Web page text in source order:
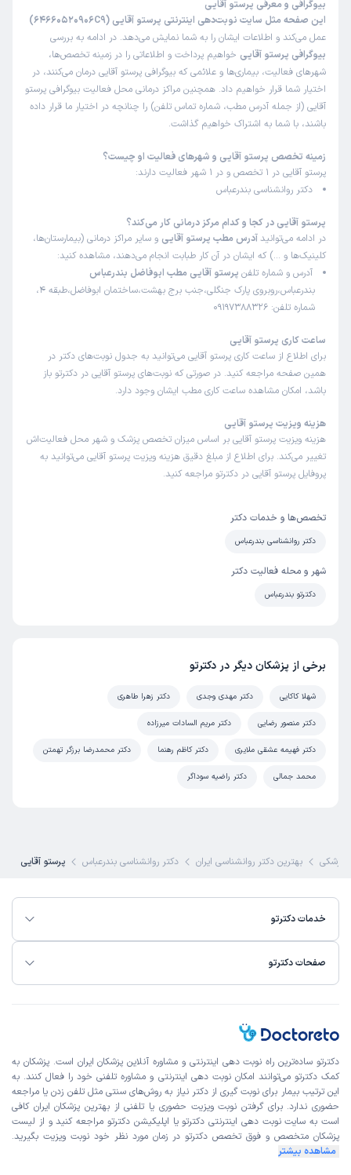
این پزشک را پیشنهاد میکنم
زمان انتظار:0-15 دقیقه
خانم دکتر یکی از بهترین روان شناس است داخل حرفه ای کار
خودش من تغییرات زندگی خودم مدیون خانم دکتر هستم...
من تاحالا پیش خیلی مشاوره روانشناس رفتم از زمانی که با
است داخل حرفه کاریش.💯💯💯
کاربر دکترتو
این پزشک را پیشنهاد میکنم
زمان انتظار:0-15 دقیقه
خیلی دکتر خوش اخلاقی و مهربان و صبور هستن و با
استرس رو از خودم دور کنم ممنون از راهنمایهایتون 😘
این پزشک را پیشنهاد میکنم
زمان انتظار:
بهترین روان شناس است داخل حرفه ای کاری خودش...
پریا
خیلی پزشک عالی و خوبی هستند ، با راهنمایی ایشان مسیر
تر شدم ، پیشرفت روز به روزم رو مدیون ایشان هستم ، با
صبوری کامل همه مشکلات من رو حل کردند ، از ایشان تشکر و
بیوگرافی و معرفی پرستو آقایی
این صفحه مثل سایت نوبت‌دهی اینترنتی پرستو آقایی (64660520906C9)
عمل می‌کند و اطلاعات ایشان را به شما نمایش می‌دهد. در ادامه به بررسی
بیوگرافی پرستو آقایی خواهیم پرداخت و اطلاعاتی را در زمینه تخصص‌ها،
شهرهای فعالیت، بیماری‌ها و علائمی که بیوگرافی پرستو آقایی درمان می‌کنند، در
اختیار شما قرار خواهیم داد. همچنین مراکز درمانی محل فعالیت بیوگرافی پرستو
آقایی (از جمله آدرس مطب، شماره تماس تلفن) را چنانچه در اختیار ما قرار داده
باشند، با شما به اشتراک خواهیم گذاشت.
زمینه تخصص پرستو آقایی و شهرهای فعالیت او چیست؟
پرستو آقایی در 1 تخصص و در 1 شهر فعالیت دارند:
دکتر روانشناسی بندرعباس
پرستو آقایی در کجا و کدام مرکز درمانی کار می‌کند؟
در ادامه می‌توانید آدرس مطب پرستو آقایی و سایر مراکز درمانی (بیمارستان‌ها،
کلینیک‌ها و …) که ایشان در آن کار طبابت انجام می‌دهند، مشاهده کنید:
آدرس و شماره تلفن پرستو آقایی مطب ابوفاضل بندرعباس
بندرعباس،روبروی پارک جنگلی،جنب برج بهشت،ساختمان ابوفاضل،طبقه 4،
شماره تلفن: 09197388326
ساعت کاری پرستو آقایی
برای اطلاع از ساعت کاری پرستو آقایی می‌توانید به جدول نوبت‌های دکتر در
همین صفحه مراجعه کنید. در صورتی که نوبت‌های پرستو آقایی در دکترتو باز
باشد، امکان مشاهده ساعت کاری مطب ایشان وجود دارد.
هزینه ویزیت پرستو آقایی
هزینه ویزیت پرستو آقایی بر اساس میزان تخصص پزشک و شهر محل فعالیت‌اش
تغییر می‌کند. برای اطلاع از مبلغ دقیق هزینه ویزیت پرستو آقایی می‌توانید به
پروفایل پرستو آقایی در دکترتو مراجعه کنید.
تخصص‌ها و خدمات دکتر
دکتر روانشناسی بندرعباس
شهر و محله فعالیت دکتر
دکترتو بندرعباس
برخی از پزشکان دیگر در دکترتو
شهلا کاکایی دکتر مهدی وجدی دکتر زهرا طاهری
دکتر منصور رضایی دکتر مریم السادات میرزاده
دکتر فهیمه عشقی ملایری دکتر کاظم رهنما دکتر محمدرضا برزگر تهمتن
محمد جمالی دکتر راضیه سوداگر
بهترین دکتر روانشناسی ایران دکتر روانشناسی بندرعباس پرستو آقایی
خدمات دکترتو
صفحات دکترتو
دکترتو ساده‌ترین راه نوبت‌ دهی اینترنتی و مشاوره آنلاین پزشکان ایران است. پزشکان به
کمک دکترتو می‌توانند امکان نوبت دهی اینترنتی و مشاوره تلفنی خود را فعال کنند. به
این ترتیب بیمار برای نوبت گیری از دکتر نیاز به روش‌های سنتی مثل تلفن زدن یا مراجعه
حضوری ندارد. برای گرفتن نوبت ویزیت حضوری یا تلفنی از بهترین پزشکان ایران کافی
است به سایت نوبت دهی اینترنتی دکترتو یا اپلیکیشن دکترتو مراجعه کنید و از لیست
پزشکان متخصص و فوق تخصص دکترتو در زمان مورد نظر خود نوبت ویزیت بگیرید.
مشاهده بیشتر